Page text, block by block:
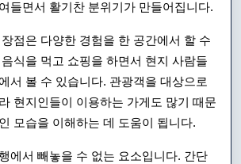
들면서 활기찬 분위기가 만들어집니다.
점은 다양한 경험을 한 공간에서 할 수
식을 먹고 쇼핑을 하면서 현지 사람들
서 볼 수 있습니다. 관광객을 대상으로
현지인들이 이용하는 가게도 많기 때문
모습을 이해하는 데 도움이 됩니다.
에서 빼놓을 수 없는 요소입니다. 간단